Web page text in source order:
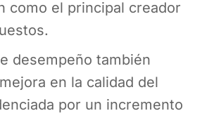
como el principal creador
desempeño también
en la calidad del
por un incremento